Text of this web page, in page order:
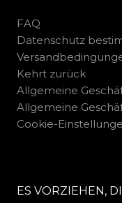
FAQ
Datenschutz
Kehrt zurück
Allgemeine
Allgemeine
Cookie-
ES VORZIEHEN,